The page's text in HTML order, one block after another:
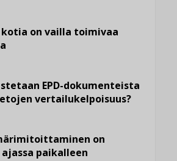
on vailla toimivaa
EPD-dokumenteista
vertailukelpoisuus?
on
paikalleen